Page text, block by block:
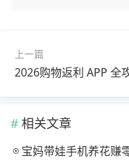
上一篇
相关文章
宝妈带娃手机养花赚